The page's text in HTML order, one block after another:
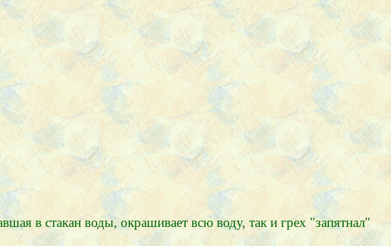
в стакан воды, окрашивает всю воду, так и грех "запятнал"